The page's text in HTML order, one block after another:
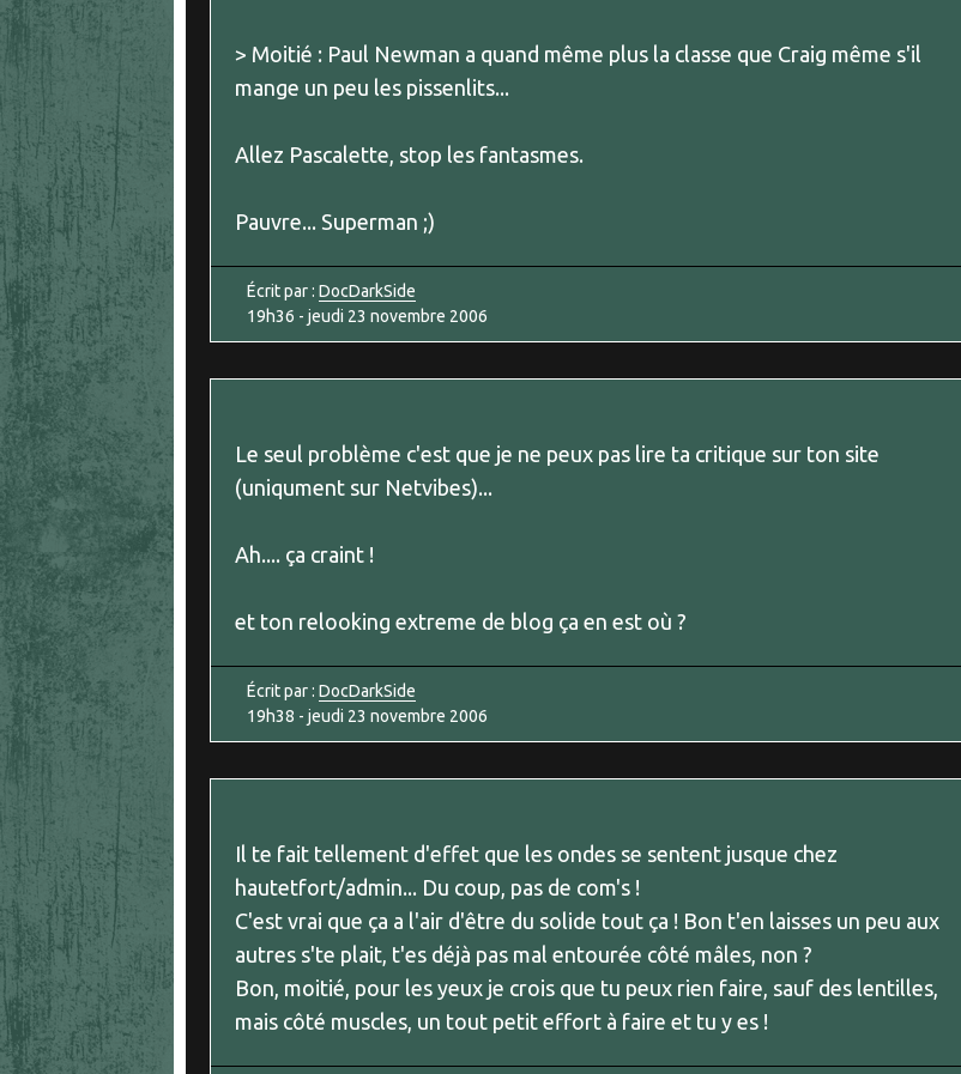
> Moitié : Paul Newman a quand même plus la classe que Craig même s'il
mange un peu les pissenlits...
Allez Pascalette, stop les fantasmes.
Pauvre... Superman ;)
Écrit par : DocDarkSide
19h36 - jeudi 23 novembre 2006
Le seul problème c'est que je ne peux pas lire ta critique sur ton site
(uniqument sur Netvibes)...
Ah.... ça craint !
et ton relooking extreme de blog ça en est où ?
Écrit par : DocDarkSide
19h38 - jeudi 23 novembre 2006
Il te fait tellement d'effet que les ondes se sentent jusque chez
hautetfort/admin... Du coup, pas de com's !
C'est vrai que ça a l'air d'être du solide tout ça ! Bon t'en laisses un peu aux
autres s'te plait, t'es déjà pas mal entourée côté mâles, non ?
Bon, moitié, pour les yeux je crois que tu peux rien faire, sauf des lentilles,
mais côté muscles, un tout petit effort à faire et tu y es !